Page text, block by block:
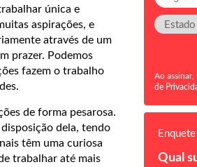
única e
aspirações, e
através de um
prazer. Podemos
fazem o trabalho
de forma pesarosa.
dela, tendo
têm uma curiosa
trabalhar até mais
Ao assinar,
de
Enquete
Qual